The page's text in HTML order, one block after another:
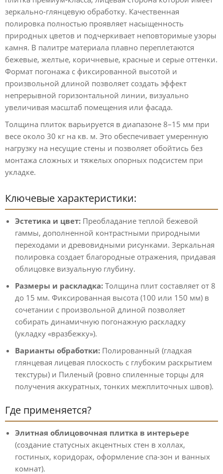
зеркально-глянцевую обработку. Качественная
полировка полностью проявляет насыщенность
природных цветов и подчеркивает неповторимые узоры
камня. В палитре материала плавно переплетаются
бежевые, желтые, коричневые, красные и серые оттенки.
Формат погонажа с фиксированной высотой и
произвольной длиной позволяет создать эффект
непрерывной горизонтальной линии, визуально
увеличивая масштаб помещения или фасада.
Толщина плиток варьируется в диапазоне 8–15 мм при
весе около 30 кг на кв. м. Это обеспечивает умеренную
нагрузку на несущие стены и позволяет обойтись без
монтажа сложных и тяжелых опорных подсистем при
укладке.
Ключевые характеристики:
Эстетика и цвет: Преобладание теплой бежевой
гаммы, дополненной контрастными природными
переходами и древовидными рисунками. Зеркальная
полировка создает благородные отражения, придавая
облицовке визуальную глубину.
Размеры и раскладка: Толщина плит составляет от 8
до 15 мм. Фиксированная высота (100 или 150 мм) в
сочетании с произвольной длиной позволяет
собирать динамичную погонажную раскладку
(укладку «вразбежку»).
Варианты обработки: Полированный (гладкая
глянцевая лицевая плоскость с глубоким раскрытием
текстуры) и Пиленый (ровно спиленные торцы для
получения аккуратных, тонких межплиточных швов).
Где применяется?
Элитная облицовочная плитка в интерьере
(создание статусных акцентных стен в холлах,
гостиных, коридорах, оформление спа-зон и ванных
комнат).